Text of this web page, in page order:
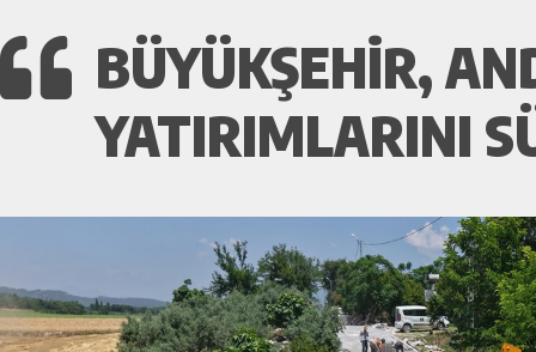
BÜYÜKŞEHIR,
YATIRIMLARINI